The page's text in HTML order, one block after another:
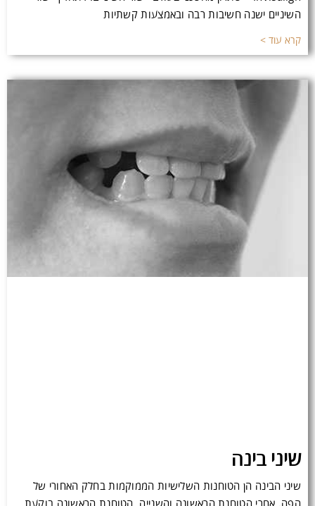
השיניים ישנה חשיבות רבה ובאמצעות קשתיות
קרא עוד >
שיני בינה
שיני הבינה הן הטוחנות השלישיות הממוקמות בחלק האחורי של